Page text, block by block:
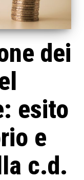
dei
esito
e
c.d.